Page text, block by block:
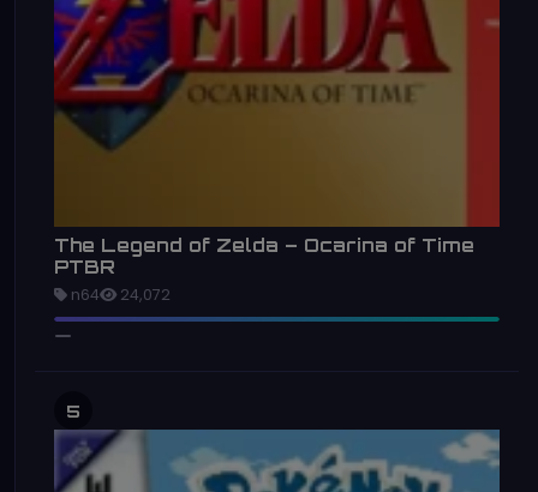
The Legend of Zelda – Ocarina of Time
PTBR
n64 24,072
5